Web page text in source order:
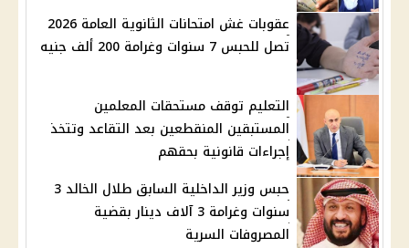
عقوبات غش امتحانات الثانوية العامة 2026
تصل للحبس 7 سنوات وغرامة 200 ألف جنيه
التعليم توقف مستحقات المعلمين
المستبقين المنقطعين بعد التقاعد وتتخذ
إجراءات قانونية بحقهم
حبس وزير الداخلية السابق طلال الخالد 3
سنوات وغرامة 3 آلاف دينار بقضية
المصروفات السرية